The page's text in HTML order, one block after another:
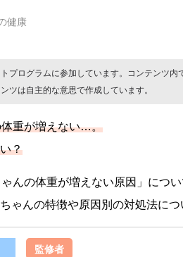
健康
プログラムに参加しています。コンテンツ
ツは自主的な意思で作成しています。
重が増えない…。
？
ゃんの体重が増えない原因」につ
ゃんの特徴や原因別の対処法につ
監修者